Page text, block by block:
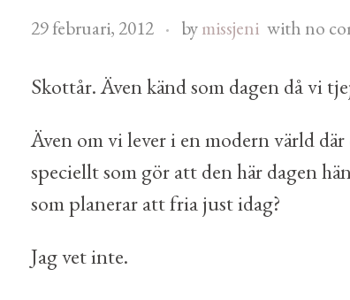
29 februari, 2012 bymissjeni with no
Skottår. Även känd som dagen då vi
Även om vi lever i en modern värld
speciellt som gör att den här dagen
som planerar att fria just idag?
Jag vet inte.